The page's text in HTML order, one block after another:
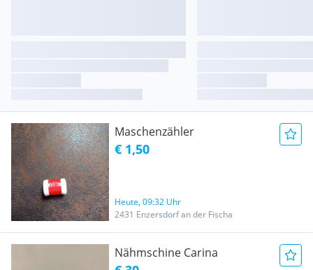
Maschenzähler
€ 1,50
Heute, 09:32 Uhr
2431 Enzersdorf an der Fischa
Nähmschine Carina